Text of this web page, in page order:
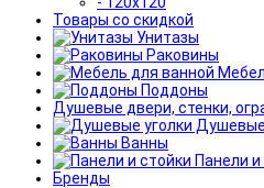
Товары со скидкой
Унитазы
Раковины
Поддоны
Душевые двери, стенки,
Душевые
Ванны
Панели и
Бренды